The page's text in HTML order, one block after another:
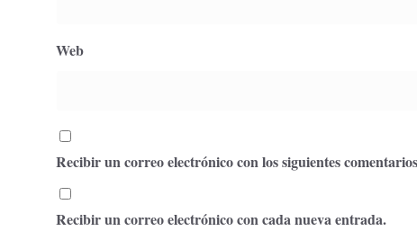
Web
Recibir un correo electrónico con los siguientes
Recibir un correo electrónico con cada nueva entrada.